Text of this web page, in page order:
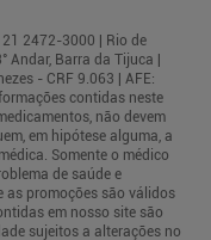
2472-3000 | Rio de
Barra da Tijuca |
- CRF 9.063 | AFE:
contidas neste
não devem
em hipótese alguma, a
Somente o médico
de saúde e
as promoções são válidos
em nosso site são
sujeitos a alterações no